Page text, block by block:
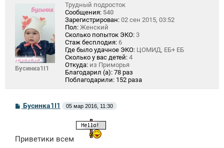
Бусинка1I1
Трудный подросток
Сообщения: 540
Зарегистрирован: 02 сен 2015, 03:52
Пол: Женский
Сколько попыток ЭКО: 3
Стаж бесплодия: 6
Где было удачное ЭКО: ЦОМИД, ЕБ+ ЕБ
Сколько у вас детей: 4
Откуда: из Приморья
Благодарил (а): 78 раз
Поблагодарили: 152 раза
С
о
е
Бусинка1I1 05 мар 2016, 11:30
Приветики всем